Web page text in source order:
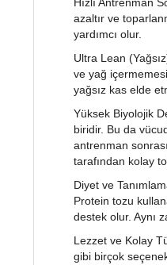
azaltır ve
yardımcı olur.
Ultra Lean
ve yağ
yağsız kas elde
Yüksek Biyolojik
biridir. Bu da
antrenman
tarafından kolay
Diyet ve
Protein tozu
destek olur. Aynı
Lezzet ve Kolay
gibi birçok